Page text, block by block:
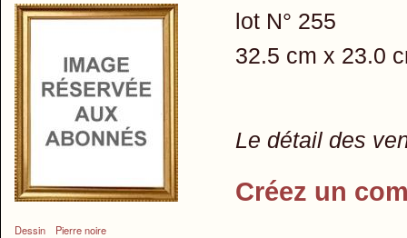
Dessin Pierre noire
lot N° 255
32.5 cm x 23.0
Le détail des
Créez un